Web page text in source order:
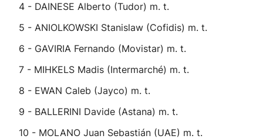
4 - DAINESE Alberto (Tudor) m. t.
5 - ANIOLKOWSKI Stanislaw (Cofidis) m. t.
6 - GAVIRIA Fernando (Movistar) m. t.
7 - MIHKELS Madis (Intermarché) m. t.
8 - EWAN Caleb (Jayco) m. t.
9 - BALLERINI Davide (Astana) m. t.
10 - MOLANO Juan Sebastián (UAE) m. t.